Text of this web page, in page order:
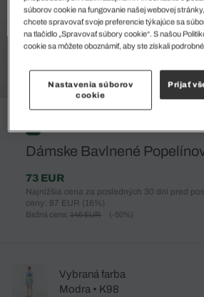
%
Dámske Bavlnené
73 EUR
Najnižšia cena za posledných 30 dní pred
ceny: 87 EUR (16%)
Bežná cena: 146 EUR (-50%)
Vybraná farba
Modra • K98
súborov cookie na fungovanie našej webovej
chcete spravovať svoje preferencie týkajúce sa
na tlačidlo „Spravovať súbory cookie“. S našou
cookie sa môžete oboznámiť, aby ste získali
Nastavenia súborov
cookie
Prijať